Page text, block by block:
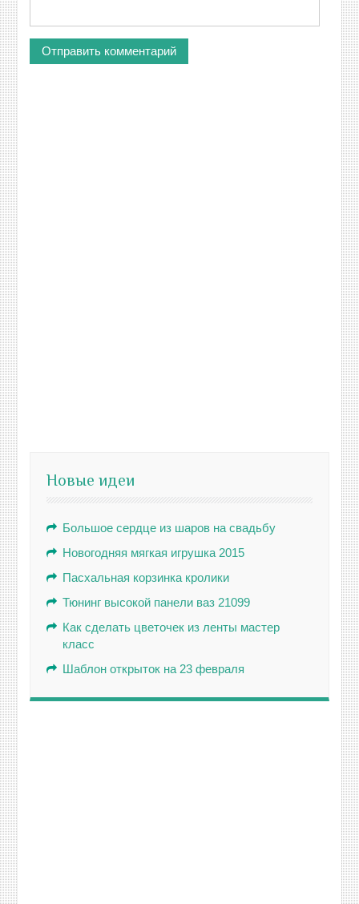
Новые идеи
Большое сердце из шаров на свадьбу
Новогодняя мягкая игрушка 2015
Пасхальная корзинка кролики
Тюнинг высокой панели ваз 21099
Как сделать цветочек из ленты мастер
класс
Шаблон открыток на 23 февраля